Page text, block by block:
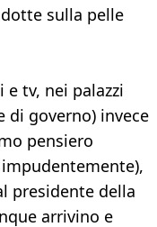
sulla pelle
tv, nei palazzi
di governo) invece
pensiero
presidente della
arrivino e